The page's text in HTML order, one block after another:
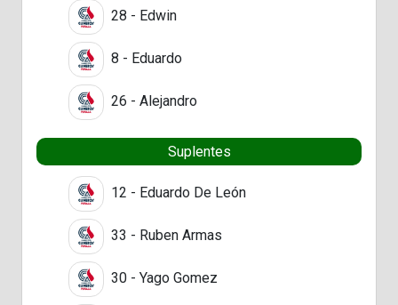
28 - Edwin
8 - Eduardo
26 - Alejandro
Suplentes
12 - Eduardo De León
33 - Ruben Armas
30 - Yago Gomez